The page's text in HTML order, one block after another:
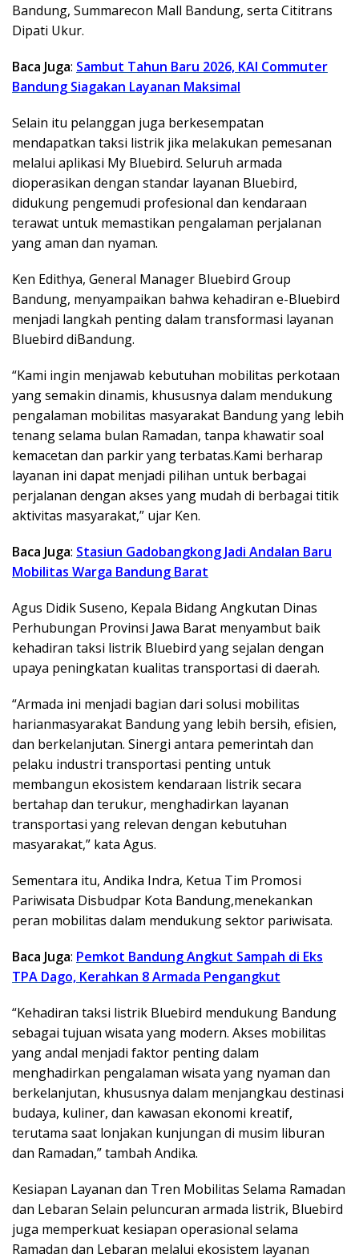
Bandung, Summarecon Mall Bandung, serta Cititrans
Dipati Ukur.
Baca Juga: Sambut Tahun Baru 2026, KAI Commuter
Bandung Siagakan Layanan Maksimal
Selain itu pelanggan juga berkesempatan
mendapatkan taksi listrik jika melakukan pemesanan
melalui aplikasi My Bluebird. Seluruh armada
dioperasikan dengan standar layanan Bluebird,
didukung pengemudi profesional dan kendaraan
terawat untuk memastikan pengalaman perjalanan
yang aman dan nyaman.
Ken Edithya, General Manager Bluebird Group
Bandung, menyampaikan bahwa kehadiran e-Bluebird
menjadi langkah penting dalam transformasi layanan
Bluebird diBandung.
“Kami ingin menjawab kebutuhan mobilitas perkotaan
yang semakin dinamis, khususnya dalam mendukung
pengalaman mobilitas masyarakat Bandung yang lebih
tenang selama bulan Ramadan, tanpa khawatir soal
kemacetan dan parkir yang terbatas.Kami berharap
layanan ini dapat menjadi pilihan untuk berbagai
perjalanan dengan akses yang mudah di berbagai titik
aktivitas masyarakat,” ujar Ken.
Baca Juga: Stasiun Gadobangkong Jadi Andalan Baru
Mobilitas Warga Bandung Barat
Agus Didik Suseno, Kepala Bidang Angkutan Dinas
Perhubungan Provinsi Jawa Barat menyambut baik
kehadiran taksi listrik Bluebird yang sejalan dengan
upaya peningkatan kualitas transportasi di daerah.
“Armada ini menjadi bagian dari solusi mobilitas
harianmasyarakat Bandung yang lebih bersih, efisien,
dan berkelanjutan. Sinergi antara pemerintah dan
pelaku industri transportasi penting untuk
membangun ekosistem kendaraan listrik secara
bertahap dan terukur, menghadirkan layanan
transportasi yang relevan dengan kebutuhan
masyarakat,” kata Agus.
Sementara itu, Andika Indra, Ketua Tim Promosi
Pariwisata Disbudpar Kota Bandung,menekankan
peran mobilitas dalam mendukung sektor pariwisata.
Baca Juga: Pemkot Bandung Angkut Sampah di Eks
TPA Dago, Kerahkan 8 Armada Pengangkut
“Kehadiran taksi listrik Bluebird mendukung Bandung
sebagai tujuan wisata yang modern. Akses mobilitas
yang andal menjadi faktor penting dalam
menghadirkan pengalaman wisata yang nyaman dan
berkelanjutan, khususnya dalam menjangkau destinasi
budaya, kuliner, dan kawasan ekonomi kreatif,
terutama saat lonjakan kunjungan di musim liburan
dan Ramadan,” tambah Andika.
Kesiapan Layanan dan Tren Mobilitas Selama Ramadan
dan Lebaran Selain peluncuran armada listrik, Bluebird
juga memperkuat kesiapan operasional selama
Ramadan dan Lebaran melalui ekosistem layanan